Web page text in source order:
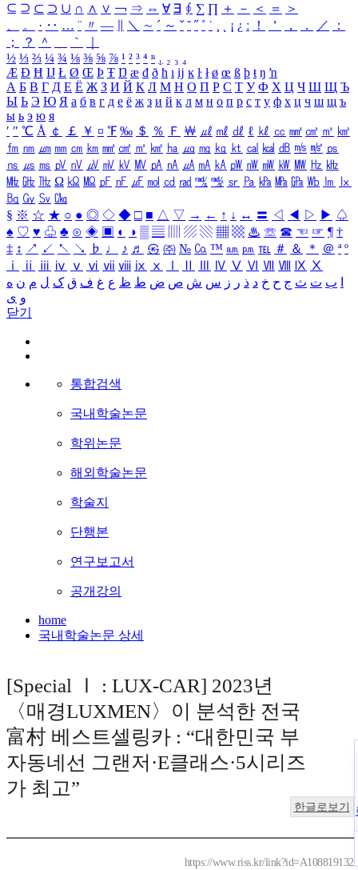
⊆ ⊇ ⊂ ⊃ ∪ ∩ ∧ ∨ ￢ ⇒ ⇔ ∀ ∃ ∮ ∑ ∏ ＋ － ＜ ＝
＞
、
。 · ‥ … ¨ 〃 ― ＼ ∼ ´ ～ ˇ ˘ ˝ ˚ ˙ ¸ ¡ ¿ ː ！ ＇ ， ． ／
：
；
？ ＾ ｀
½ ⅓ ⅔ ¼ ¾ ⅛ ⅜ ⅝ ⅞ ¹ ² ³ ⁴ ⁿ ₁ ₂ ₃ ₄
Æ Ð Ħ Ĳ Ł Ø Œ Þ Ŧ Ŋ æ đ ð ħ ı ĳ ĸ ŀ ł ø œ ß þ ŧ ŋ ŉ
А Б В Г Д Е Ё Ж З И Й К Л М Н О П Р С Т У Ф Х Ц Ч Ш Щ Ъ
Ы Ь Э Ю Я а б в г д е ё ж з и й к л м н о п р с т у ф х ц ч ш щ ъ
ы ь э ю я
′ ″ ℃ Å ￠ ￡ ￥ ¤ ℉ ‰ ＄ ％ Ｆ ￦ ㎕ ㎖ ㎗ ℓ ㎘ ㏄ ㎣ ㎤ ㎥ ㎦
㎙ ㎚ ㎛ ㎜ ㎝ ㎞ ㎟ ㎠ ㎡ ㎢ ㏊ ㎍ ㎎ ㎏ ㏏ ㎈ ㎉ ㏈ ㎧ ㎨ ㎰
㎱ ㎲ ㎳ ㎴ ㎵ ㎶ ㎷ ㎸ ㎹ ㎀ ㎁ ㎂ ㎃ ㎄ ㎺ ㎻ ㎽ ㎾ ㎿ ㎐ ㎑
㎒ ㎓ ㎔ Ω ㏀ ㏁ ㎊ ㎋ ㎌ ㏖ ㏅ ㎭ ㎮ ㎯ ㏛ ㎩ ㎪ ㎫ ㎬ ㏝ ㏐
㏓
㏃ ㏉ ㏜ ㏆
§ ※ ☆ ★ ○ ● ◎ ◇ ◆ □ ■ △ ▽ → ← ↑ ↓ ↔ 〓 ◁ ◀ ▷ ▶ ♤
♠ ♡ ♥ ♧ ♣ ⊙ ◈ ▣ ◐ ◑ ▒ ▤ ▨ ▧ ▦ ▩ ♨ ☏ ☎ ☜ ☞ ¶ †
‡ ↕ ↗ ↙ ↖ ↘ ♭ ♩ ♪ ♬ ㉿ ㈜ № ㏇ ™ ㏂ ㏘ ℡ ＃ ＆ ＊ ＠ ª º
ⅰ
ⅱ ⅲ ⅳ ⅴ ⅵ ⅶ ⅷ ⅸ ⅹ Ⅳ Ⅴ Ⅵ Ⅶ Ⅷ Ⅸ Ⅹ
ب ت ث ج ح خ د ذ ر ز س ش ص ض ط ظ ع غ ف ق ک ل م ن ه
و ی
닫기
통합검색
국내학술논문
학위논문
해외학술논문
학술지
단행본
연구보고서
공개강의
home
국내학술논문 상세
[Special Ⅰ : LUX-CAR] 2023년
〈매경LUXMEN〉이 분석한 전국
富村 베스트셀링카 : “대한민국 부
자동네선 그랜저·E클래스·5시리즈
가 최고”
한글로보기
https://www.riss.kr/link?id=A108819132